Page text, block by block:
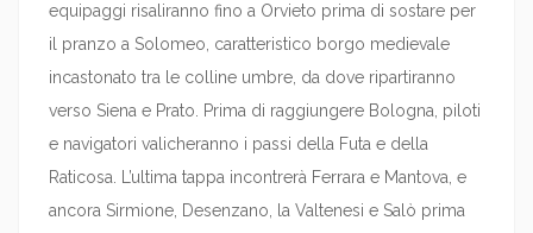
equipaggi risaliranno fino a Orvieto prima di sostare per
il pranzo a Solomeo, caratteristico borgo medievale
incastonato tra le colline umbre, da dove ripartiranno
verso Siena e Prato. Prima di raggiungere Bologna, piloti
e navigatori valicheranno i passi della Futa e della
Raticosa. L’ultima tappa incontrerà Ferrara e Mantova, e
ancora Sirmione, Desenzano, la Valtenesi e Salò prima